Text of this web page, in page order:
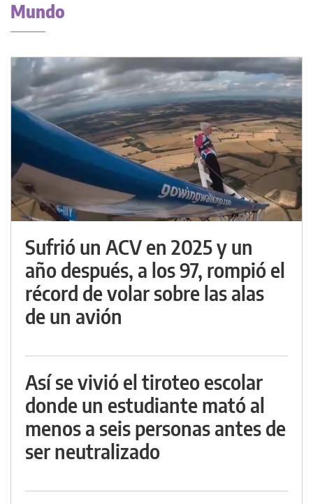
Mundo
Sufrió un ACV en 2025 y un
año después, a los 97, rompió el
récord de volar sobre las alas
de un avión
Así se vivió el tiroteo escolar
donde un estudiante mató al
menos a seis personas antes de
ser neutralizado